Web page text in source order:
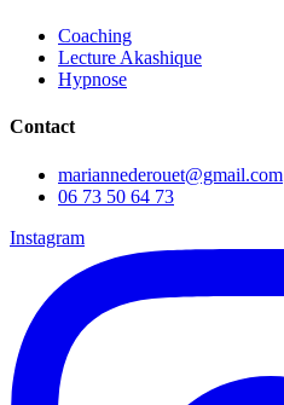
Coaching
Lecture Akashique
Hypnose
Contact
mariannederouet@gmail.com
06 73 50 64 73
Instagram